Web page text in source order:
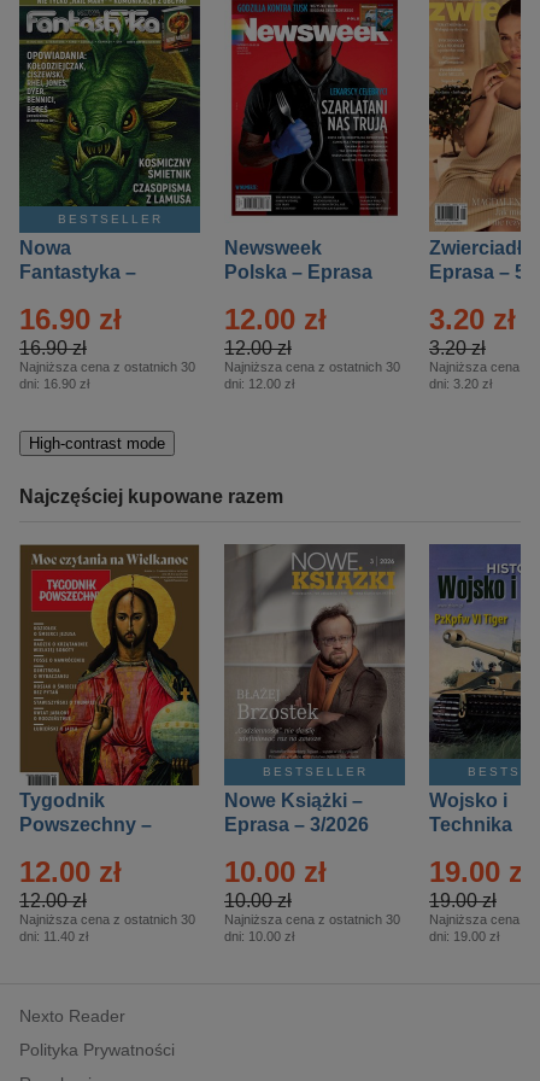
BESTSELLER
Nowa
Fantastyka –
16.90 zł
16.90 zł
Najniższa cena z ostatnich 30
dni: 16.90 zł
Newsweek
Polska – Eprasa
12.00 zł
12.00 zł
Najniższa cena z ostatnich 30
dni: 12.00 zł
Zwierciadło
Eprasa – 5/
3.20 zł
3.20 zł
Najniższa cena z
dni: 3.20 zł
High-contrast mode
Najczęściej kupowane razem
Tygodnik
Powszechny –
12.00 zł
12.00 zł
Najniższa cena z ostatnich 30
dni: 11.40 zł
BESTSELLER
Nowe Książki –
Eprasa – 3/2026
10.00 zł
10.00 zł
Najniższa cena z ostatnich 30
dni: 10.00 zł
Wojsko i
Technika
– 2/2026
19.00 zł
19.00 zł
Najniższa cena z
dni: 19.00 zł
Nexto Reader
Polityka Prywatności